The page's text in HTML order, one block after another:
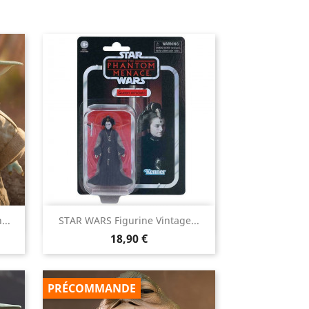
STAR WARS Figurine Vintage...
Prix
18,90 €
Aperçu rapide
PRÉCOMMANDE